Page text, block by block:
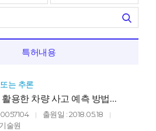
특허내용
는 추론
용한 차량 사고 예측 방법
Vehicle Collision
from Video
| 출원일 : 2018.05.18 |
술원